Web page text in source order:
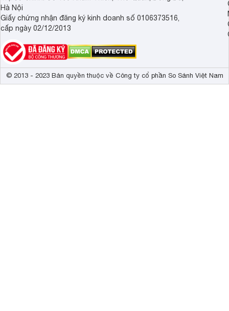
Hà Nội
Giấy chứng nhận đăng ký kinh doanh số 0106373516,
cấp ngày 02/12/2013
© 2013 - 2023 Bản quyền thuộc về Công ty cổ phần So Sánh Việt Nam